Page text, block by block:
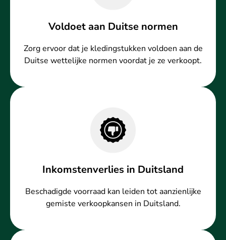
Voldoet aan Duitse normen
Zorg ervoor dat je kledingstukken voldoen aan de
Duitse wettelijke normen voordat je ze verkoopt.
Inkomstenverlies in Duitsland
Beschadigde voorraad kan leiden tot aanzienlijke
gemiste verkoopkansen in Duitsland.